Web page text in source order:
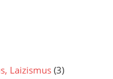
Laizismus(3)